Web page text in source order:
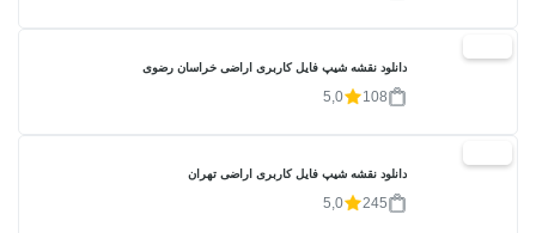
دانلود نقشه شیپ فایل کاربری اراضی خراسان رضوی
108
5,0
دانلود نقشه شیپ فایل کاربری اراضی تهران
245
5,0